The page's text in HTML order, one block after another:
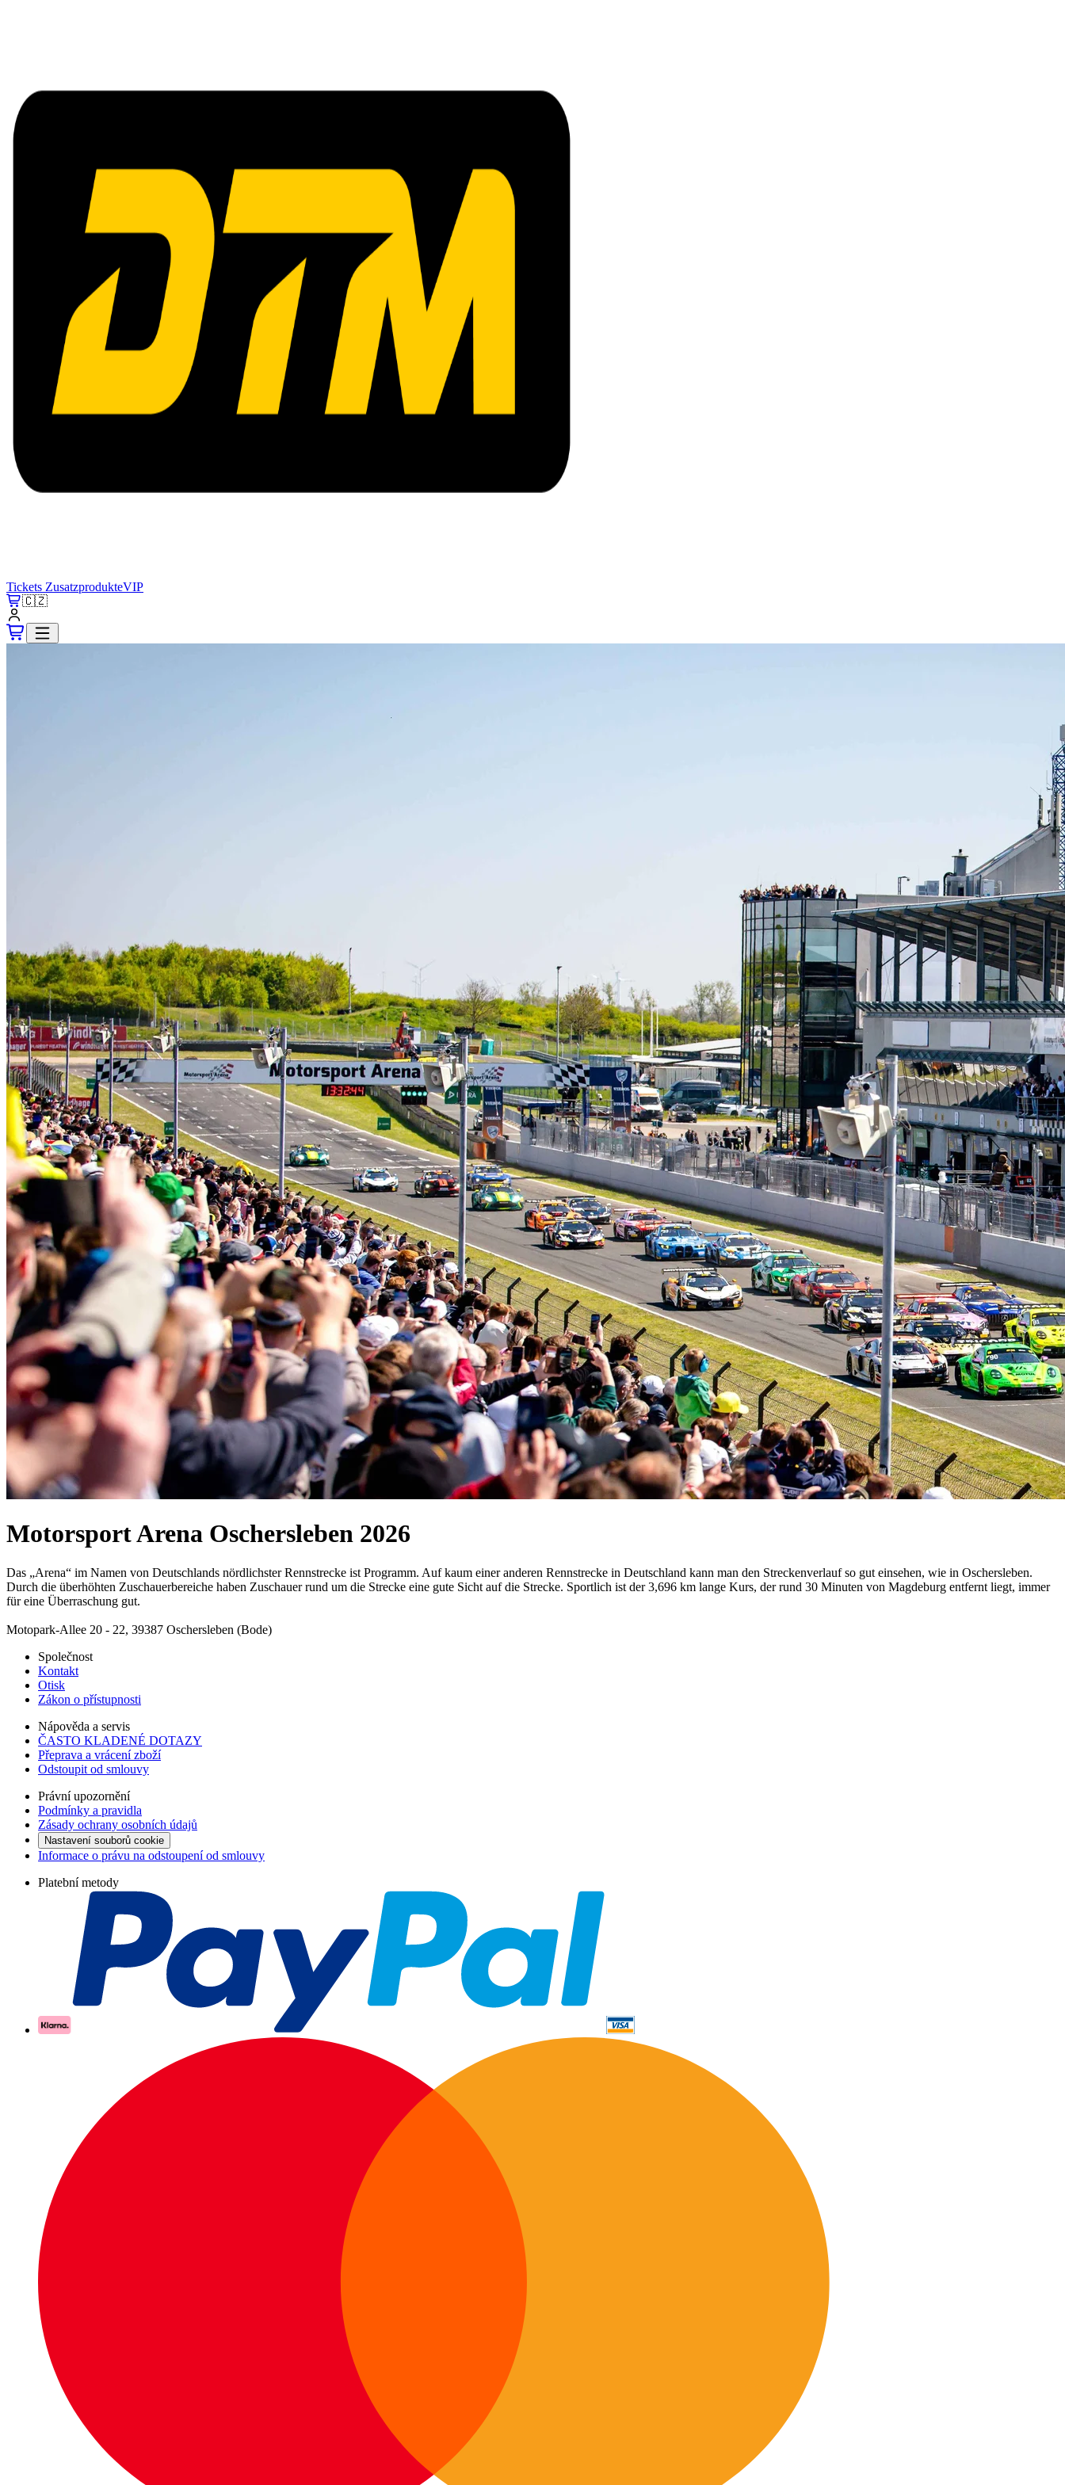
Tickets ZusatzprodukteVIP
🇨🇿
Motorsport Arena Oschersleben 2026
Das „Arena“ im Namen von Deutschlands nördlichster Rennstrecke ist Programm. Auf kaum einer anderen Rennstrecke in Deutschland kann man den Streckenverlauf so gut einsehen, wie in Oschersleben.
Durch die überhöhten Zuschauerbereiche haben Zuschauer rund um die Strecke eine gute Sicht auf die Strecke. Sportlich ist der 3,696 km lange Kurs, der rund 30 Minuten von Magdeburg entfernt liegt, immer
für eine Überraschung gut.
Motopark-Allee 20 - 22, 39387 Oschersleben (Bode)
Společnost
Kontakt
Otisk
Zákon o přístupnosti
Nápověda a servis
ČASTO KLADENÉ DOTAZY
Přeprava a vrácení zboží
Odstoupit od smlouvy
Právní upozornění
Podmínky a pravidla
Zásady ochrany osobních údajů
Nastavení souborů cookie
Informace o právu na odstoupení od smlouvy
Platební metody